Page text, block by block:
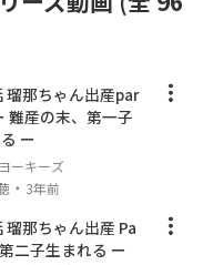
瑠那ちゃん出産par
産の末、第一子
ー
ーキーズ
・ 3年前
瑠那ちゃん出産 Pa
第二子生まれる ー